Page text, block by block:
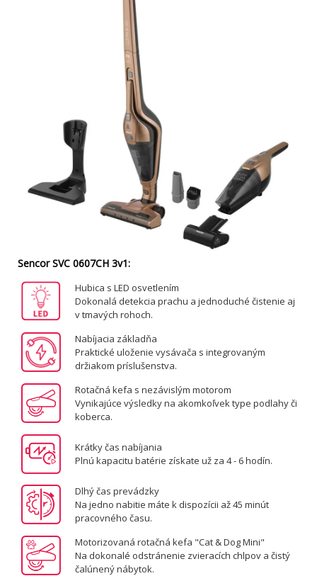
Sencor SVC 0607CH 3v1:
Hubica s LED osvetlením
Dokonalá detekcia prachu a jednoduché čistenie aj
v tmavých rohoch.
Nabíjacia základňa
Praktické uloženie vysávača s integrovaným
držiakom príslušenstva.
Rotačná kefa s nezávislým motorom
Vynikajúce výsledky na akomkoľvek type podlahy či
koberca.
Krátky čas nabíjania
Plnú kapacitu batérie získate už za 4 - 6 hodín.
Dlhý čas prevádzky
Na jedno nabitie máte k dispozícii až 45 minút
pracovného času.
Motorizovaná rotačná kefa "Cat & Dog Mini"
Na dokonalé odstránenie zvieracích chlpov a čistý
čalúnený nábytok.